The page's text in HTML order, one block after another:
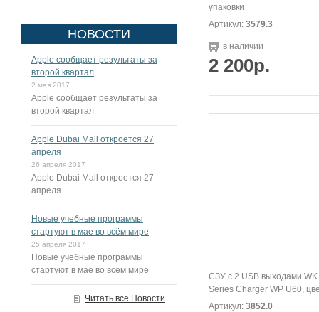
НОВОСТИ
Apple сообщает результаты за
второй квартал
2 мая 2017
Apple сообщает результаты за
второй квартал
Apple Dubai Mall откроется 27
апреля
26 апреля 2017
Apple Dubai Mall откроется 27
апреля
Новые учебные программы
стартуют в мае во всём мире
25 апреля 2017
Новые учебные программы
стартуют в мае во всём мире
Читать все Новости
упаковки
Артикул: 3579.3
в наличии
2 200р.
СЗУ с 2 USB выходами
Series Charger WP U60,
Артикул: 3852.0